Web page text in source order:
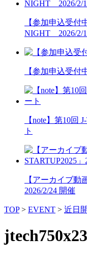
【参加申込受付
NIGHT 2026/2/
【参加申込受付
【note】第10回
ト
【アーカイブ動
2026/2/24 開催
TOP> EVENT > 近日